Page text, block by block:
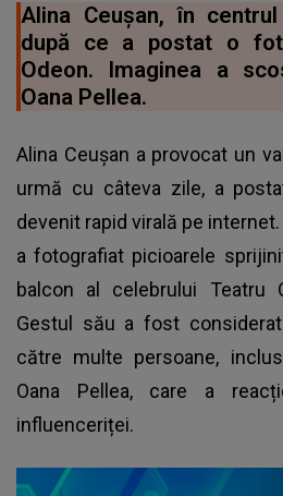
Alina Ceușan, în
după ce a postat o
Odeon. Imaginea a
Oana Pellea.
Alina Ceușan a provocat un
urmă cu câteva zile, a
devenit rapid virală pe
a fotografiat picioarele
balcon al celebrului Teatru
Gestul său a fost
către multe persoane,
Oana Pellea, care a
influenceriței.